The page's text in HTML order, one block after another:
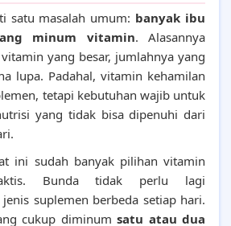
satu masalah umum: banyak ibu
minum vitamin. Alasannya
yang besar, jumlahnya yang
lupa. Padahal, vitamin kehamilan
tetapi kebutuhan wajib untuk
yang tidak bisa dipenuhi dari
ini sudah banyak pilihan vitamin
Bunda tidak perlu lagi
suplemen berbeda setiap hari.
cukup diminumsatu atau dua